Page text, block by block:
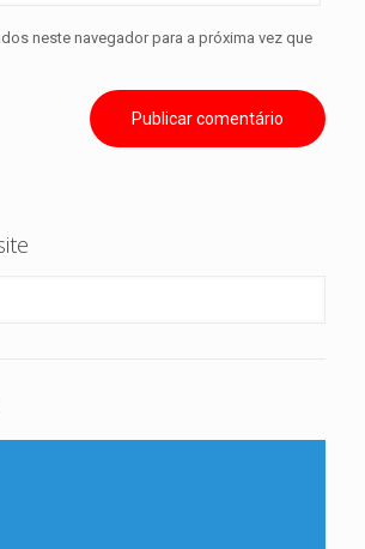
neste navegador para a próxima vez que